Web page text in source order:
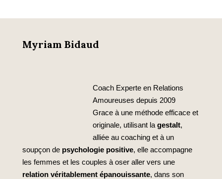
Myriam Bidaud
Coach Experte en Relations
Amoureuses depuis 2009
Grace à une méthode efficace et
originale, utilisant la gestalt,
alliée au coaching et à un
soupçon depsychologie positive, elle accompagne
les femmes et les couples à oser aller vers une
relation véritablement épanouissante, dans son